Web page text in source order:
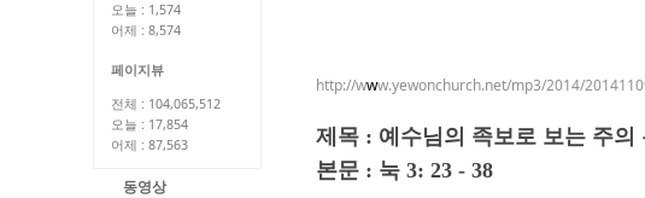
오늘 : 1,574
어제 : 8,574
페이지뷰
전체 : 104,065,512
오늘 : 17,854
어제 : 87,563
동영상
http://www.yewonchurch.net/mp3/2014/
제목 : 예수님의 족보로 보는 주의
본문 : 눅 3: 23 - 38